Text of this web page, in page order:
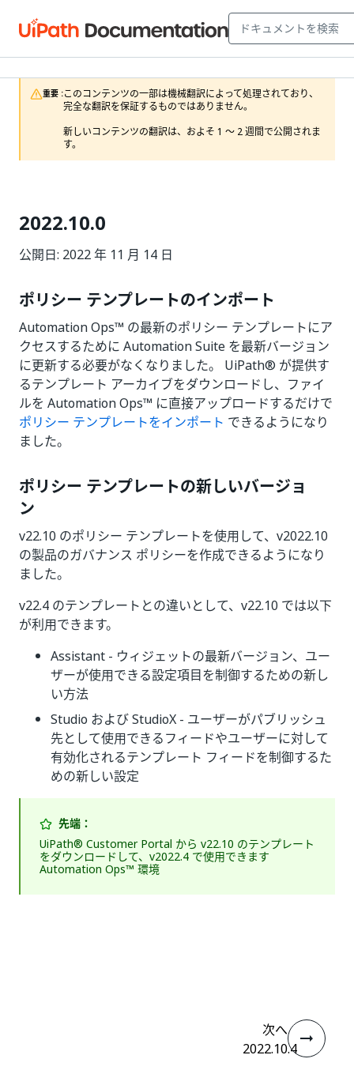
重要 :このコンテンツの一部は機械翻訳によって処理されており、
完全な翻訳を保証するものではありません。
新しいコンテンツの翻訳は、およそ 1 ～ 2 週間で公開されま
す。
2022.10.0
公開日: 2022 年 11 月 14 日
ポリシー テンプレートのインポート
Automation Ops™ の最新のポリシー テンプレートにア
クセスするために Automation Suite を最新バージョン
に更新する必要がなくなりました。 UiPath® が提供す
るテンプレート アーカイブをダウンロードし、ファイ
ルを Automation Ops™ に直接アップロードするだけで
ポリシー テンプレートをインポート できるようになり
ました。
ポリシー テンプレートの新しいバージョ
ン
v22.10 のポリシー テンプレートを使用して、v2022.10
の製品のガバナンス ポリシーを作成できるようになり
ました。
v22.4 のテンプレートとの違いとして、v22.10 では以下
が利用できます。
Assistant - ウィジェットの最新バージョン、ユー
ザーが使用できる設定項目を制御するための新し
い方法
Studio および StudioX - ユーザーがパブリッシュ
先として使用できるフィードやユーザーに対して
有効化されるテンプレート フィードを制御するた
めの新しい設定
先端：
UiPath® Customer Portal から v22.10 のテンプレート
をダウンロードして、v2022.4 で使用できます
Automation Ops™ 環境
次へ
2022.10.4